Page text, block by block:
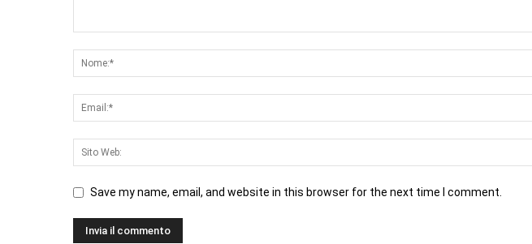
Save my name, email, and website in this browser for the next time I comment.